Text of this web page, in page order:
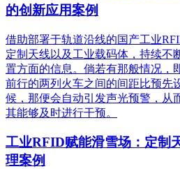
的创新应用案例
借助部署于轨道沿线的国产工业
定制天线以及工业载码体，持续不
置方面的信息。倘若有那般情况，
前行的两列火车之间的间距比预先
候，那便会自动引发声光预警，从
其能够及时进行干预。
工业RFID赋能滑雪场：定制
理案例